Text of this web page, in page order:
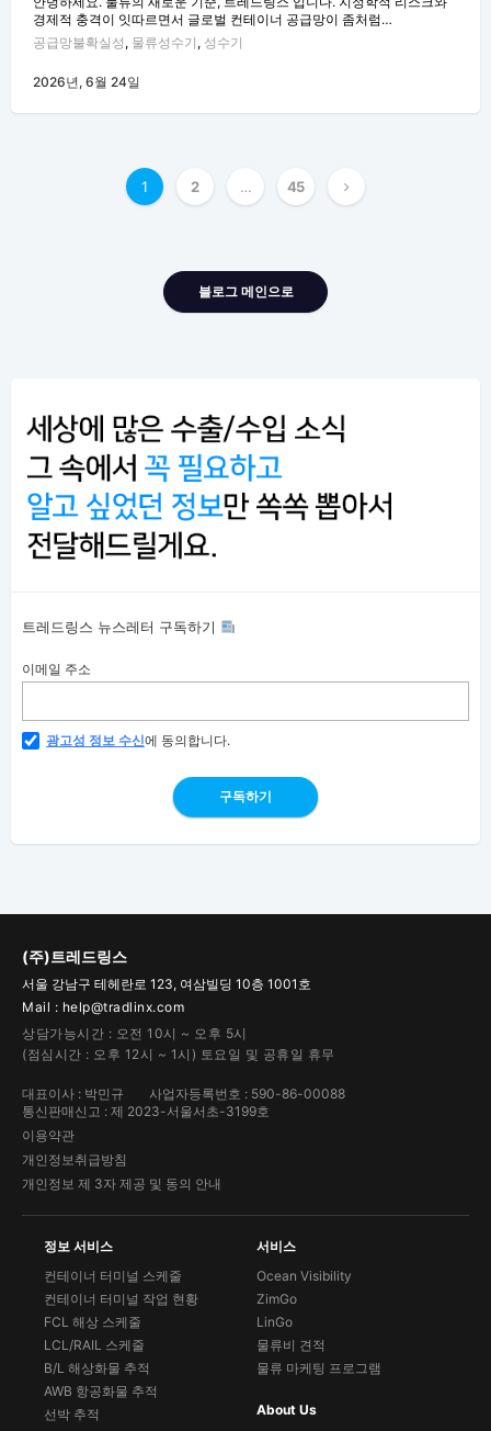
경제적 충격이 잇따르면서 글로벌 컨테이너 공급망이 좀처럼…
공급망불확실성 , 물류성수기 , 성수기
2026년, 6월 24일
글
1 2 … 45
블로그 메인으로
트레드링스 뉴스레터 구독하기
이메일 주소
광고성 정보 수신에 동의합니다.
구독하기
(주)트레드링스
서울 강남구 테헤란로 123, 여삼빌딩 10층 1001호
Mail : help@tradlinx.com
상담가능시간 : 오전 10시 ~ 오후 5시
(점심시간 : 오후 12시 ~ 1시) 토요일 및 공휴일 휴무
대표이사 : 박민규
사업자등록번호 : 590-86-00088
통신판매신고 : 제 2023-서울서초-3199호
이용약관
개인정보취급방침
개인정보 제 3자 제공 및 동의 안내
정보 서비스
컨테이너 터미널 스케줄
컨테이너 터미널 작업 현황
FCL 해상 스케줄
LCL/RAIL 스케줄
B/L 해상화물 추적
AWB 항공화물 추적
선박 추적
서비스
Ocean Visibility
ZimGo
LinGo
물류비 견적
물류 마케팅 프로그램
About Us